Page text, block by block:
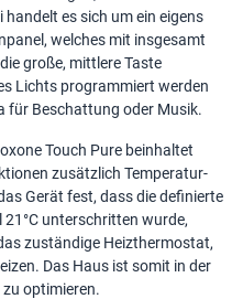
es sich um ein eigens
welches mit insgesamt
große, mittlere Taste
Lichts programmiert werden
für Beschattung oder Musik.
Touch Pure beinhaltet
zusätzlich Temperatur-
Gerät fest, dass die definierte
unterschritten wurde,
zuständige Heizthermostat,
Das Haus ist somit in der
zu optimieren.